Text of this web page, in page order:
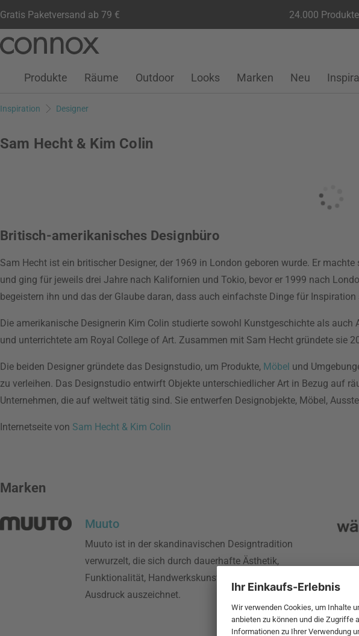
Gratis Paketversand ab 79 € 24.000
Seiteninhalt
Suchfeld
Kundenkonto
Wunschliste
Warenkorb
Produkte Räume Outdoor Looks Marken Neu
Inspiration Designer
Sam Hecht & Kim Colin
Britisch-amerikanisches Designbüro
Sam Hecht ist ein britischer Designer, der 1969 in London geboren wurde. Er
und ging für jeweils drei Jahre nach Kalifornien und Tokio, bevor er 1999 nach
begeistern ihn und das der Glaube daran, dass auch einfachste Dinge für Inspiration
Die amerikanische Designerin Kim Colin studierte sowohl Kunstgeschichte als
und unterrichtete am Royal College of Art. Zusammen mit Sam Hecht gründete sie
Die beiden Designer gründete das Designstudio, um Produkte, Möbel und
zu verleihen. Das Designstudio entwirft Objekte unterschiedlicher Art in Bezug auf
Unternehmen, die auf weltweit tätig sind. Sie entwerfen Designobjekte, Möbel,
Internetseite von Sam Hecht & Kim Colin
Marken
Muuto
Muuto ist in der skandinavischen Designtradition
verwurzelt, die sich durch dauerhafte Ästhetik,
Funktionalität, Handwerkskunst und einen ehrlichen
Ausdruck auszeichnet.